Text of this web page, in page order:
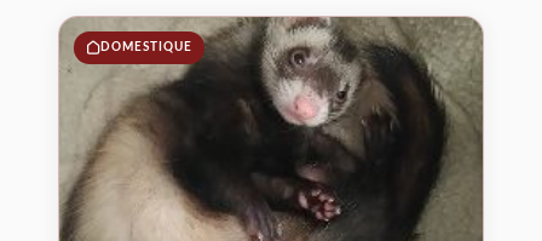
01
DOMESTIQUE